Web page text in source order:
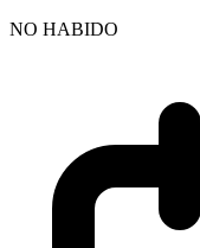
NO HABIDO